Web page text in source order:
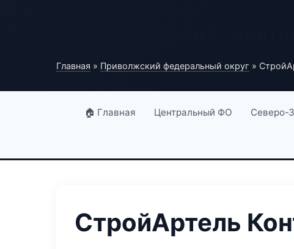
Главная » Приволжский федеральный округ »
🏠 Главная Центральный ФО Северо-
СтройАртель